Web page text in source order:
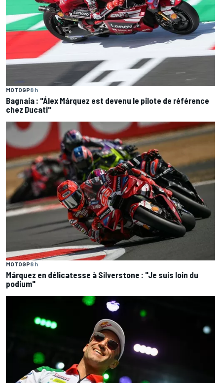
MOTOGP8 h
Bagnaia : "Álex Márquez est devenu le pilote de référence
chez Ducati"
MOTOGP8 h
Márquez en délicatesse à Silverstone : "Je suis loin du
podium"